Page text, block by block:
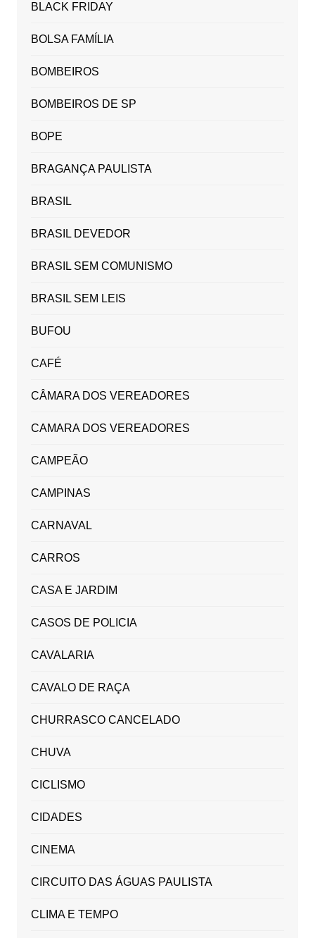
BLACK FRIDAY
BOLSA FAMÍLIA
BOMBEIROS
BOMBEIROS DE SP
BOPE
BRAGANÇA PAULISTA
BRASIL
BRASIL DEVEDOR
BRASIL SEM COMUNISMO
BRASIL SEM LEIS
BUFOU
CAFÉ
CÂMARA DOS VEREADORES
CAMARA DOS VEREADORES
CAMPEÃO
CAMPINAS
CARNAVAL
CARROS
CASA E JARDIM
CASOS DE POLICIA
CAVALARIA
CAVALO DE RAÇA
CHURRASCO CANCELADO
CHUVA
CICLISMO
CIDADES
CINEMA
CIRCUITO DAS ÁGUAS PAULISTA
CLIMA E TEMPO